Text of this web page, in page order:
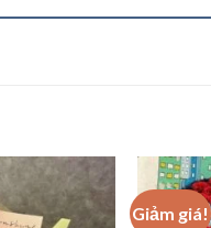
Giảm giá!